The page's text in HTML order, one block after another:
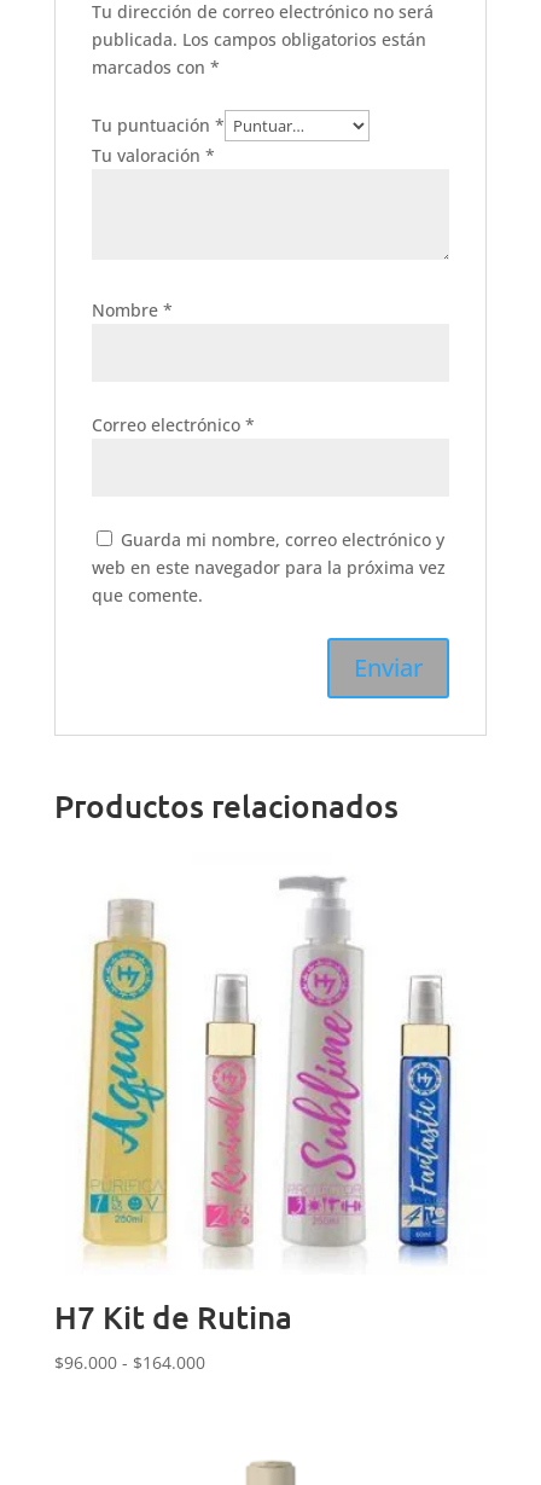
Tu dirección de correo electrónico no será
publicada. Los campos obligatorios están
marcados con *
Tu puntuación *
Tu valoración *
Nombre *
Correo electrónico *
Guarda mi nombre, correo electrónico y
web en este navegador para la próxima vez
que comente.
Productos relacionados
H7 Kit de Rutina
$96.000 - $164.000Rango
$96.000